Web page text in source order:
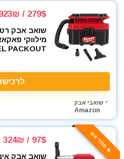
סולמות
סכינים וכלי בישול
סקירות מוצרים
עגלת כלים
ערכות קומבו 3 כלים ויותר
פלאיירים וצבתות
פלס
פלס לייזר
פנסים ותאורה
קומבו 3 כלים
279$ / 923₪
PACKOUT
שואבי אבק
Amazon
🔥 מחיר אש 97$ / 324₪
שואב אבק